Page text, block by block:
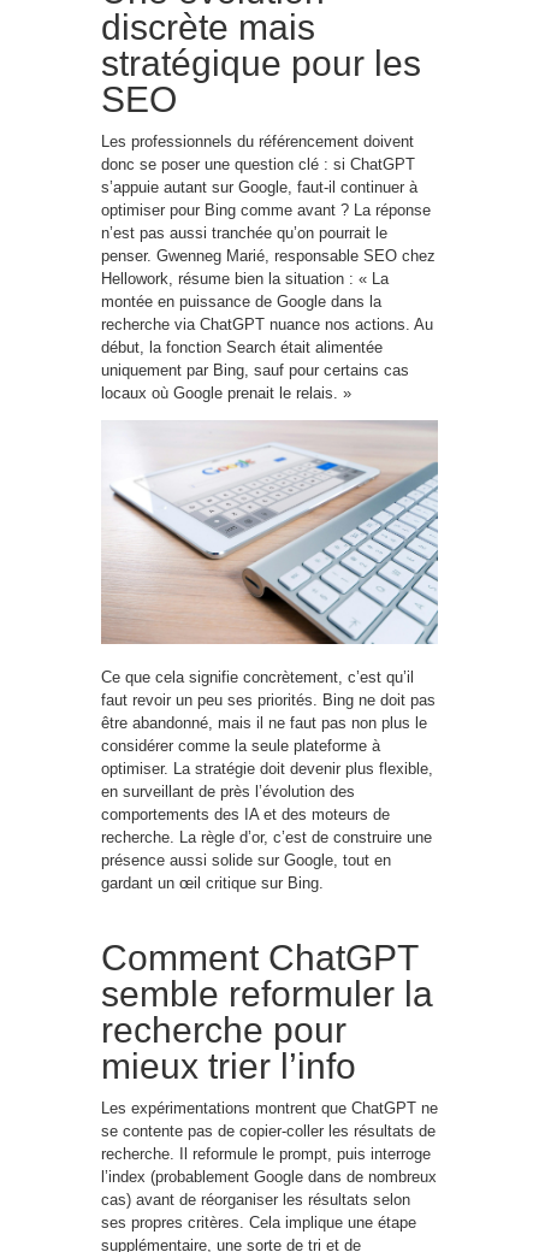
discrète mais
stratégique pour les
SEO
Les professionnels du référencement doivent
donc se poser une question clé : si ChatGPT
s’appuie autant sur Google, faut-il continuer à
optimiser pour Bing comme avant ? La réponse
n’est pas aussi tranchée qu’on pourrait le
penser. Gwenneg Marié, responsable SEO chez
Hellowork, résume bien la situation : « La
montée en puissance de Google dans la
recherche via ChatGPT nuance nos actions. Au
début, la fonction Search était alimentée
uniquement par Bing, sauf pour certains cas
locaux où Google prenait le relais. »
Ce que cela signifie concrètement, c’est qu’il
faut revoir un peu ses priorités. Bing ne doit pas
être abandonné, mais il ne faut pas non plus le
considérer comme la seule plateforme à
optimiser. La stratégie doit devenir plus flexible,
en surveillant de près l’évolution des
comportements des IA et des moteurs de
recherche. La règle d’or, c’est de construire une
présence aussi solide sur Google, tout en
gardant un œil critique sur Bing.
Comment ChatGPT
semble reformuler la
recherche pour
mieux trier l’info
Les expérimentations montrent que ChatGPT ne
se contente pas de copier-coller les résultats de
recherche. Il reformule le prompt, puis interroge
l’index (probablement Google dans de nombreux
cas) avant de réorganiser les résultats selon
ses propres critères. Cela implique une étape
supplémentaire, une sorte de tri et de